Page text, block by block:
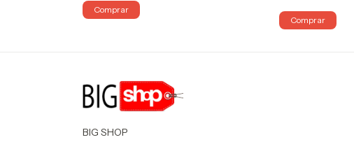
BIG SHOP